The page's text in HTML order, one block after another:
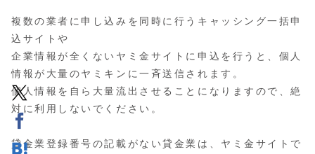
複数の業者に申し込みを同時に行うキャッシング一括申
込サイトや
企業情報が全くないヤミ金サイトに申込を行うと、個人
情報が大量のヤミキンに一斉送信されます。
個人情報を自ら大量流出させることになりますので、絶
対に利用しないでください。
貸金業登録番号の記載がない貸金業は、ヤミ金サイトで